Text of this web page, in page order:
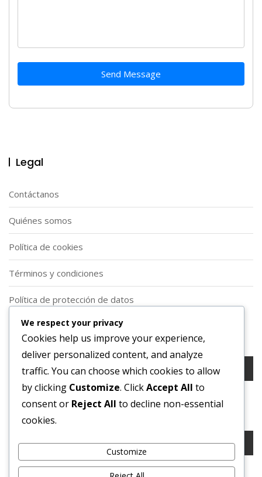
Send Message
Legal
Contáctanos
Quiénes somos
Política de cookies
Términos y condiciones
Política de protección de datos
Buscar
for:
Buscar
We respect your privacy
Cookies help us improve your experience,
deliver personalized content, and analyze
traffic. You can choose which cookies to allow
by clicking Customize. ClickAccept All to
consent or Reject All to decline non-essential
cookies.
Customize